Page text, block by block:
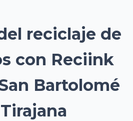
reciclaje de
con Reciink
Bartolomé